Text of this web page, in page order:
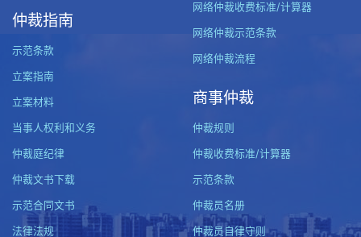
仲裁指南
示范条款
立案指南
立案材料
当事人权利和义务
仲裁庭纪律
仲裁文书下载
示范合同文书
法律法规
网络仲裁收费标准/计算器
网络仲裁示范条款
网络仲裁流程
商事仲裁
仲裁规则
仲裁收费标准/计算器
示范条款
仲裁员名册
仲裁员自律守则